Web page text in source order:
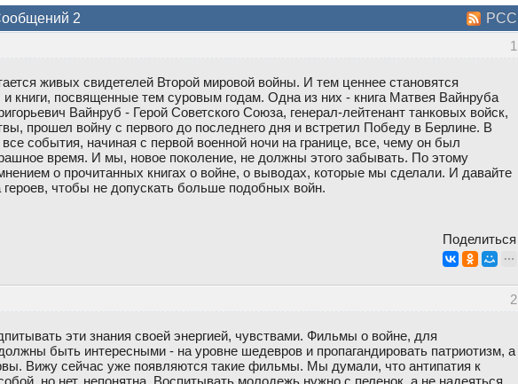
РСС
2
1
живых свидетелей Второй мировой войны. И тем ценнее становятся
книги, посвященные тем суровым годам. Одна из них - книга Матвея Вайнруба
Вайнруб - Герой Советского Союза, генерал-лейтенант танковых войск,
прошел войну с первого до последнего дня и встретил Победу в Берлине. В
все события, начиная с первой военной ночи на границе, все, чему он был
время. И мы, новое поколение, не должны этого забывать. По этому
о прочитанных книгах о войне, о выводах, которые мы сделали. И давайте
чтобы не допускать больше подобных войн.
Поделиться
2
эти знания своей энергией, чувствами. Фильмы о войне, для
быть интересными - на уровне шедевров и пропагандировать патриотизм, а
Вижу сейчас уже появляются такие фильмы. Мы думали, что антипатия к